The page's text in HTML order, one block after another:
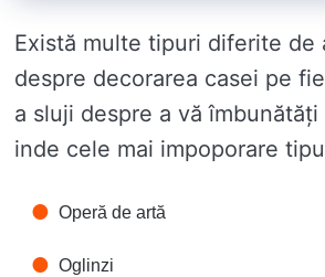
Există multe tipuri diferite de
despre decorarea casei pe
a sluji despre a vă
inde cele mai impoporare
Operă de artă
Oglinzi